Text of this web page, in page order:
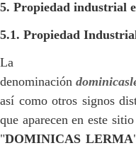
5. Propiedad industrial
5.1. Propiedad
La
denominación
así como otros signos
que aparecen en este
"DOMINICAS LERMA